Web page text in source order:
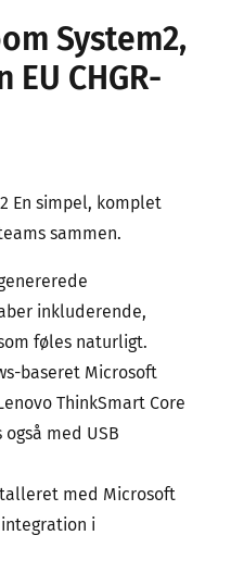
System2,
EU CHGR-
2 En simpel, komplet
sammen.
inkluderende,
føles naturligt.
baseret Microsoft
ThinkSmart Core
med USB
med Microsoft
i